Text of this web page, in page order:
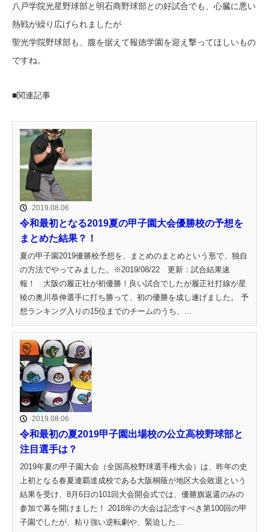
八戸学院光星野球部と明石商野球部との好試合でも、心臓に悪い
熱戦が繰り広げられましたが
聖光学院野球部も、腹を据えて報徳学園を迎え撃ってほしいもの
ですね。
■関連記事
2019.08.06
令和最初となる2019夏の甲子園大会優勝校の予想を
まとめた結果？！
夏の甲子園2019優勝校予想を、まとめのまとめという形で、独自
の方法でやってみました。※2019/08/22 更新：試合結果速
報！ 大阪の履正社が初優勝！良い試合でしたが履正社打線が星
稜の奥川恭伸選手に打ち勝って、初の優勝を成し遂げました。 予
想ランキング入りの15位までのチームのうち、...
2019.08.06
令和最初の夏2019甲子園出場校の公立高校野球部と
注目選手は？
2019年夏の甲子園大会（全国高校野球選手権大会）は、昨年の史
上初となる春夏連覇達成校である大阪桐蔭が地区大会敗退という
結果を受け、8月6日の101回大会開会式では、優勝旗返還のみの
参加で幕を開けました！ 2018年の大会は記念すべき第100回の甲
子園でしたが、粘り強い逆転劇や、緊迫した...